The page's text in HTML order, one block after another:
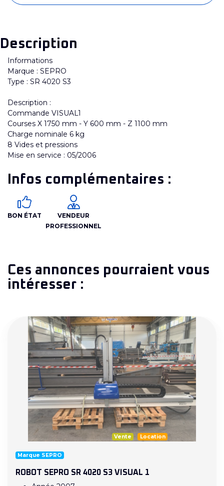
Description
Informations
Marque : SEPRO
Type : SR 4020 S3
Description :
Commande VISUAL1
Courses X 1750 mm - Y 600 mm - Z 1100 mm
Charge nominale 6 kg
8 Vides et pressions
Mise en service : 05/2006
Infos complémentaires :
BON ÉTAT
VENDEUR
PROFESSIONNEL
Ces annonces pourraient vous
intéresser :
Vente Location
Marque SEPRO
ROBOT SEPRO SR 4020 S3 VISUAL 1